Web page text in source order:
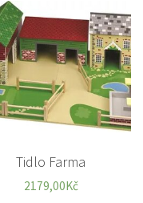
Tidlo Farma
2179,00Kč